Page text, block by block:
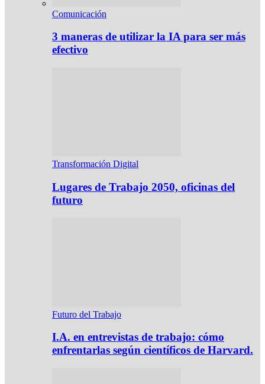
Comunicación
3 maneras de utilizar la IA para ser más
efectivo
Transformación Digital
Lugares de Trabajo 2050, oficinas del
futuro
Futuro del Trabajo
I.A. en entrevistas de trabajo: cómo
enfrentarlas según científicos de Harvard.